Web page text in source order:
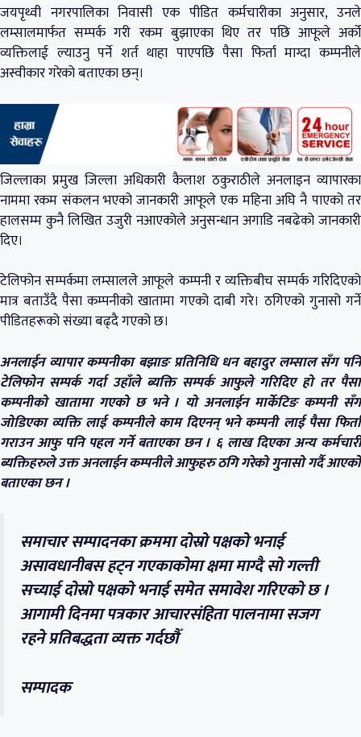
जयपृथ्वी नगरपालिका निवासी एक पीडित कर्मचारीका अनुसार, उनले
लम्सालमार्फत सम्पर्क गरी रकम बुझाएका थिए तर पछि आफूले अर्को
व्यक्तिलाई ल्याउनु पर्ने शर्त थाहा पाएपछि पैसा फिर्ता माग्दा कम्पनीले
अस्वीकार गरेको बताएका छन्।
जिल्लाका प्रमुख जिल्ला अधिकारी कैलाश ठकुराठीले अनलाइन व्यापारका
नाममा रकम संकलन भएको जानकारी आफूले एक महिना अघि नै पाएको तर
हालसम्म कुनै लिखित उजुरी नआएकोले अनुसन्धान अगाडि नबढेको जानकारी
दिए।
टेलिफोन सम्पर्कमा लम्सालले आफूले कम्पनी र व्यक्तिबीच सम्पर्क गरिदिएको
मात्र बताउँदै पैसा कम्पनीको खातामा गएको दाबी गरे। ठगिएको गुनासो गर्ने
पीडितहरूको संख्या बढ्दै गएको छ।
अनलाईन व्यापार कम्पनीका बझाङ प्रतिनिधि धन बहादुर लम्साल सँग पनि
टेलिफोन सम्पर्क गर्दा उहाँले ब्यक्ति सम्पर्क आफुले गरिदिए हो तर पैसा
कम्पनीको खातामा गएको छ भने । यो अनलाईन मार्केटिङ कम्पनी सँग
जोडिएका व्यक्ति लाई कम्पनीले काम दिएनन् भने कम्पनी लाई पैसा फिर्ता
गराउन आफु पनि पहल गर्ने बताएका छन । ६ लाख दिएका अन्य कर्मचारी
ब्यक्तिहरुले उक्त अनलाईन कम्पनीले आफुहरु ठगि गरेको गुनासो गर्दै आएको
बताएका छन ।
समाचार सम्पादनका क्रममा दोस्रो पक्षको भनाई
असावधानीबस हट्न गएकाकोमा क्षमा माग्दै सो गल्ती
सच्याई दोस्रो पक्षको भनाई समेत समावेश गरिएको छ ।
आगामी दिनमा पत्रकार आचारसंहिता पालनामा सजग
रहने प्रतिबद्धता व्यक्त गर्दछौँ
सम्पादक